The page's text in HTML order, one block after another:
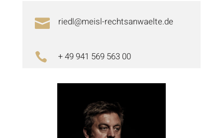
 riedl@meisl-rechtsanwaelte.de
 + 49 941 569 563 00